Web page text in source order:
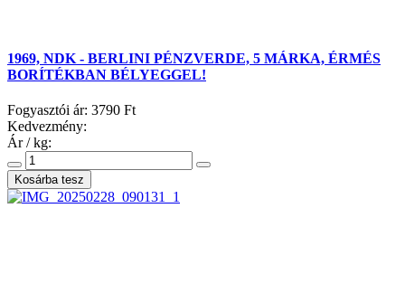
1969, NDK - BERLINI PÉNZVERDE, 5 MÁRKA, ÉRMÉS
BORÍTÉKBAN BÉLYEGGEL!
Fogyasztói ár: 3790 Ft
Kedvezmény:
Ár / kg: